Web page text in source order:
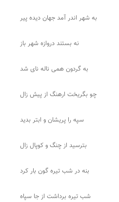
به شهر اندر آمد جهان دیده پیر
نه بستند دروازه شهر باز
به گردون همی ناله نای شد
چو بگریخت ارهنگ از پیش زال
سپه را پریشان و ابتر بدید
بترسید از چنگ و کوپال زال
بنه در شب تیره گون بار کرد
شب تیره برداشت از جا سپاه